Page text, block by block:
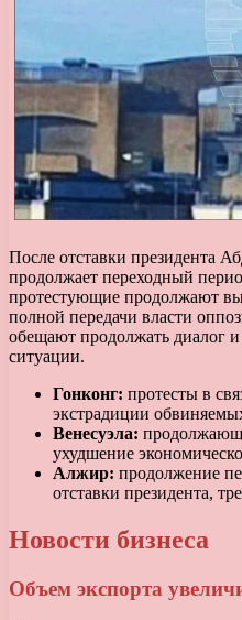
После отставки президента
продолжает переходный
протестующие продолжают
полной передачи власти
обещают продолжать диалог
ситуации.
Гонконг: протесты в
экстрадиции
Венесуэла:
ухудшение
Алжир: продолжение
отставки президента,
Новости бизнеса
Объем экспорта